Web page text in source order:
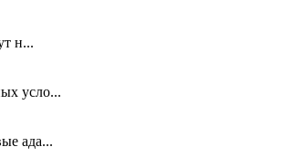
н...
усло...
ада...